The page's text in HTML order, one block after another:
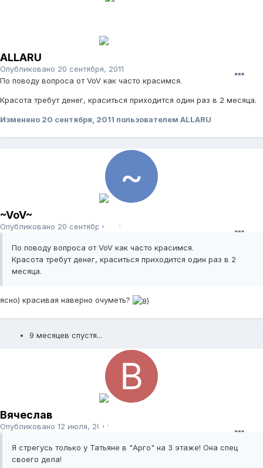
ALLARU
Опубликовано 20 сентября, 2011
По поводу вопроса от VoV как часто красимся.
Красота требут денег, краситься приходится один раз в 2 месяца.
Изменено 20 сентября, 2011 пользователем ALLARU
~VoV~
Опубликовано 20 сентября, 2011
По поводу вопроса от VoV как часто красимся.
Красота требут денег, краситься приходится один раз в 2
месяца.
ясно) красивая наверно очуметь?
9 месяцев спустя...
Вячеслав
Опубликовано 12 июля, 2012
Я стрегусь только у Татьяне в "Арго" на 3 этаже! Она спец
своего дела!